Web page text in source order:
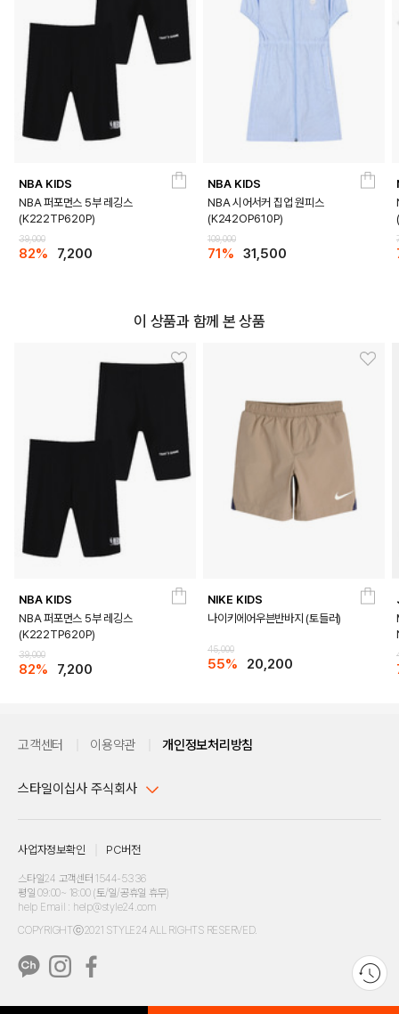
NBA KIDS
NBA 퍼포먼스 5부 레깅스
(K222TP620P)
39,000
82% 7,200
NBA KIDS
NBA 시어서커 집업 원피스
(K242OP610P)
109,000
71% 31,500
이 상품과 함께 본 상품
NBA KIDS
NBA 퍼포먼스 5부 레깅스
(K222TP620P)
39,000
82% 7,200
NIKE KIDS
나이키에어우븐반바지 (토들러)
45,000
55% 20,200
고객센터 이용약관 개인정보처리방침
스타일이십사 주식회사
주소 : 서울시 강남구 논현로 633, 6층 (논현동, 한세엠케이빌딩)
사업자등록번호 : 116-81-32499
통신판매업신고번호 : 제 2024-서울강남-04239
개인정보보호책임자 : 배기영
고객센터 1544-5336(평일 09:00~ 18:00 토/일/공휴일 휴무)
사업자정보확인 PC버전
스타일24 고객센터 1544-5336
평일 09:00~ 18:00 (토/일/공휴일 휴무)
help Email : help@style24.com
COPYRIGHTⓒ2021 STYLE24 ALL RIGHTS RESERVED.